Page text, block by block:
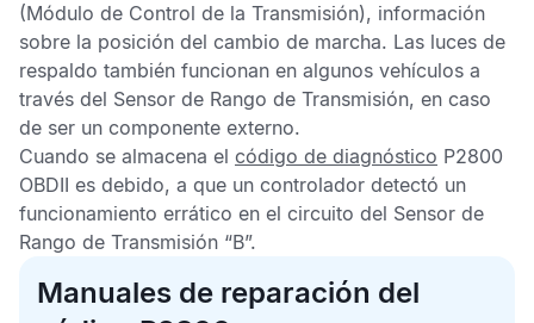
(Módulo de Control de la Transmisión), información
sobre la posición del cambio de marcha. Las luces de
respaldo también funcionan en algunos vehículos a
través del Sensor de Rango de Transmisión, en caso
de ser un componente externo.
Cuando se almacena el código de diagnóstico P2800
OBDII es debido, a que un controlador detectó un
funcionamiento errático en el circuito del Sensor de
Rango de Transmisión “B”.
Manuales de reparación del